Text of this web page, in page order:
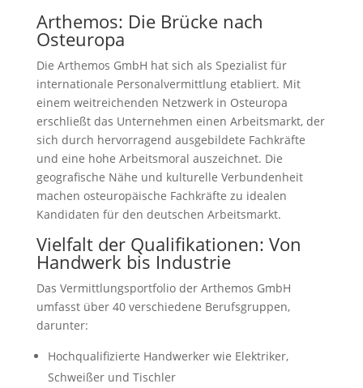
Arthemos: Die Brücke nach
Osteuropa
Die Arthemos GmbH hat sich als Spezialist für
internationale Personalvermittlung etabliert. Mit
einem weitreichenden Netzwerk in Osteuropa
erschließt das Unternehmen einen Arbeitsmarkt, der
sich durch hervorragend ausgebildete Fachkräfte
und eine hohe Arbeitsmoral auszeichnet. Die
geografische Nähe und kulturelle Verbundenheit
machen osteuropäische Fachkräfte zu idealen
Kandidaten für den deutschen Arbeitsmarkt.
Vielfalt der Qualifikationen: Von
Handwerk bis Industrie
Das Vermittlungsportfolio der Arthemos GmbH
umfasst über 40 verschiedene Berufsgruppen,
darunter:
Hochqualifizierte Handwerker wie Elektriker,
Schweißer und Tischler